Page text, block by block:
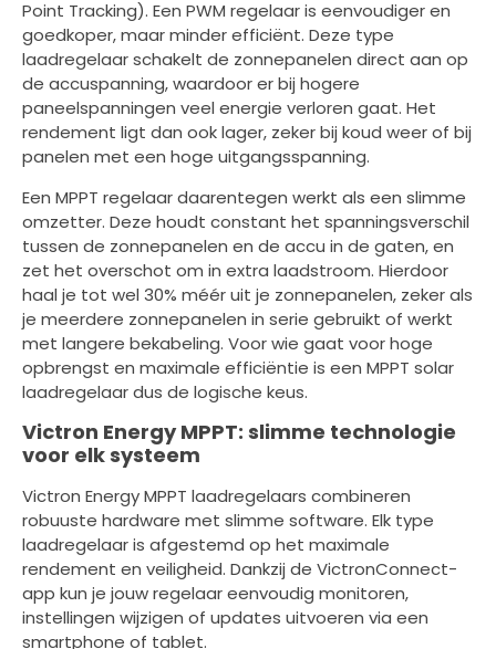
Point Tracking). Een PWM regelaar is eenvoudiger en
goedkoper, maar minder efficiënt. Deze type
laadregelaar schakelt de zonnepanelen direct aan op
de accuspanning, waardoor er bij hogere
paneelspanningen veel energie verloren gaat. Het
rendement ligt dan ook lager, zeker bij koud weer of bij
panelen met een hoge uitgangsspanning.
Een MPPT regelaar daarentegen werkt als een slimme
omzetter. Deze houdt constant het spanningsverschil
tussen de zonnepanelen en de accu in de gaten, en
zet het overschot om in extra laadstroom. Hierdoor
haal je tot wel 30% méér uit je zonnepanelen, zeker als
je meerdere zonnepanelen in serie gebruikt of werkt
met langere bekabeling. Voor wie gaat voor hoge
opbrengst en maximale efficiëntie is een MPPT solar
laadregelaar dus de logische keus.
Victron Energy MPPT: slimme technologie
voor elk systeem
Victron Energy MPPT laadregelaars combineren
robuuste hardware met slimme software. Elk type
laadregelaar is afgestemd op het maximale
rendement en veiligheid. Dankzij de VictronConnect-
app kun je jouw regelaar eenvoudig monitoren,
instellingen wijzigen of updates uitvoeren via een
smartphone of tablet.